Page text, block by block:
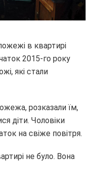
в квартирі
2015-го року
які стали
розказали їм,
діти. Чоловіки
на свіже повітря.
не було. Вона